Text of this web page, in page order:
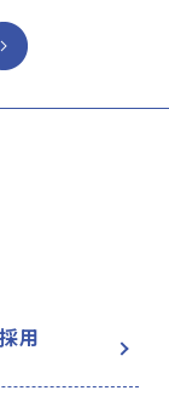
用